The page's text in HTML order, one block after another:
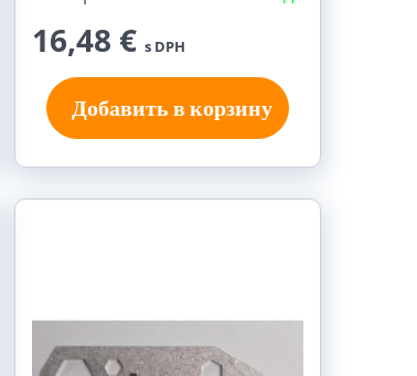
16,48 € s DPH
Добавить в корзину